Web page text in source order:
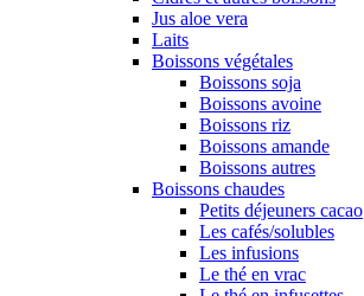
Jus aloe vera
Laits
Boissons végétales
Boissons soja
Boissons avoine
Boissons riz
Boissons amande
Boissons autres
Boissons chaudes
Petits déjeuners cacao
Les cafés/solubles
Les infusions
Le thé en vrac